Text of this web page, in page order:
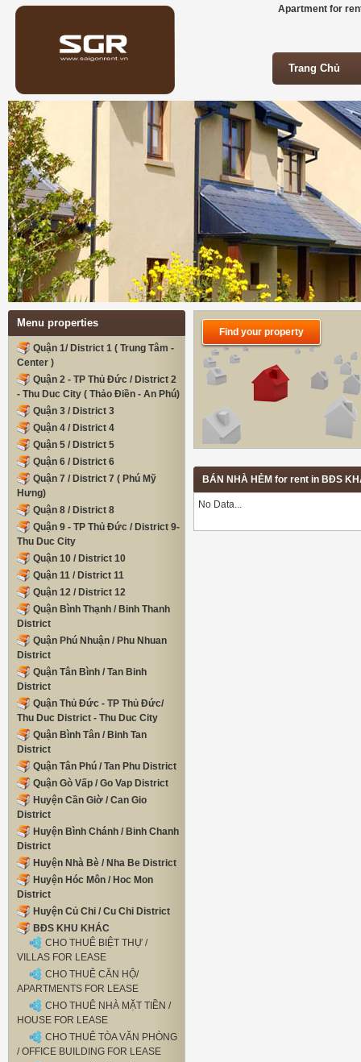
Apartment for
Trang Chủ
Trang Chủ
Menu properties
Quận 1/ District 1 ( Trung Tâm -
Center )
Quận 2 - TP Thủ Đức / District 2
- Thu Duc City ( Thảo Điền - An Phú)
Quận 3 / District 3
Quận 4 / District 4
Quận 5 / District 5
Quận 6 / District 6
Quận 7 / District 7 ( Phú Mỹ
Hưng)
Quận 8 / District 8
Quận 9 - TP Thủ Đức / District 9-
Thu Duc City
Quận 10 / District 10
Quận 11 / District 11
Quận 12 / District 12
Quận Bình Thạnh / Binh Thanh
District
Quận Phú Nhuận / Phu Nhuan
District
Quận Tân Bình / Tan Binh
District
Quận Thủ Đức - TP Thủ Đức/
Thu Duc District - Thu Duc City
Quận Bình Tân / Binh Tan
District
Quận Tân Phú / Tan Phu District
Quận Gò Vấp / Go Vap District
Huyện Cần Giờ / Can Gio
District
Huyện Bình Chánh / Binh Chanh
District
Huyện Nhà Bè / Nha Be District
Huyện Hóc Môn / Hoc Mon
District
Huyện Củ Chi / Cu Chi District
BĐS KHU KHÁC
CHO THUÊ BIỆT THỰ /
VILLAS FOR LEASE
CHO THUÊ CĂN HỘ/
APARTMENTS FOR LEASE
CHO THUÊ NHÀ MẶT TIỀN /
HOUSE FOR LEASE
CHO THUÊ TÒA VĂN PHÒNG
/ OFFICE BUILDING FOR LEASE
Find your property
BÁN NHÀ HẺM for rent in BĐS
No Data...